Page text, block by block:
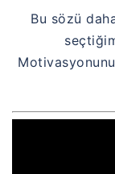
Bu sözü